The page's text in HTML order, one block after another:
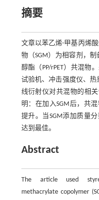
摘要
文章以苯乙烯-甲基丙烯
物（SGM）为相容剂，
醇酯（PP/rPET）共混物
试验机、冲击强度仪、
线衍射仪对共混物的相
明：在加入SGM后，共
提升。当SGM添加质量
达到最佳。
Abstract
The article used
methacrylate copolymer